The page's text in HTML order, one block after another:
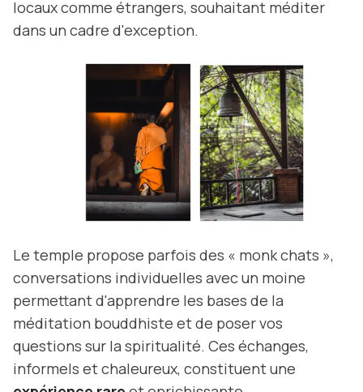
locaux comme étrangers, souhaitant méditer
dans un cadre d'exception.
Le temple propose parfois des « monk chats »,
conversations individuelles avec un moine
permettant d'apprendre les bases de la
méditation bouddhiste et de poser vos
questions sur la spiritualité. Ces échanges,
informels et chaleureux, constituent une